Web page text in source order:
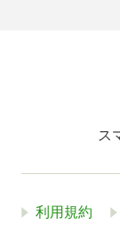
ス
利用規約